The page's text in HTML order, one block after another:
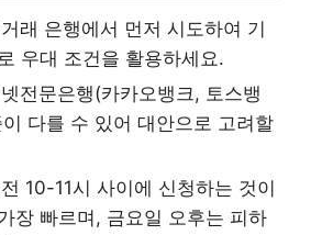
래 은행에서 먼저 시도하여 기
우대 조건을 활용하세요.
전문은행(카카오뱅크, 토스뱅
다를 수 있어 대안으로 고려할
10-11시 사이에 신청하는 것이
장 빠르며, 금요일 오후는 피하